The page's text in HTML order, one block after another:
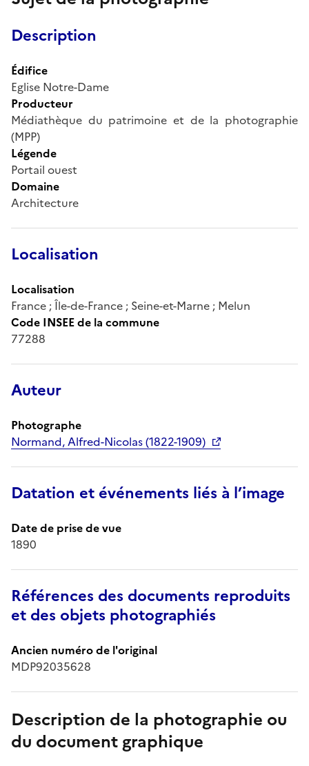
Description
Édifice
Eglise Notre-Dame
Producteur
Médiathèque du patrimoine et de la photographie
(MPP)
Légende
Portail ouest
Domaine
Architecture
Localisation
Localisation
France ; Île-de-France ; Seine-et-Marne ; Melun
Code INSEE de la commune
77288
Auteur
Photographe
Normand, Alfred-Nicolas (1822-1909)
Datation et événements liés à l’image
Date de prise de vue
1890
Références des documents reproduits
et des objets photographiés
Ancien numéro de l'original
MDP92035628
Description de la photographie ou
du document graphique